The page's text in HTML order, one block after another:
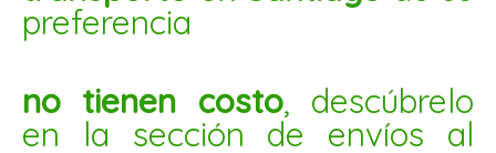
preferencia
no tienen costo, descúbrelo
en la sección de envíos al